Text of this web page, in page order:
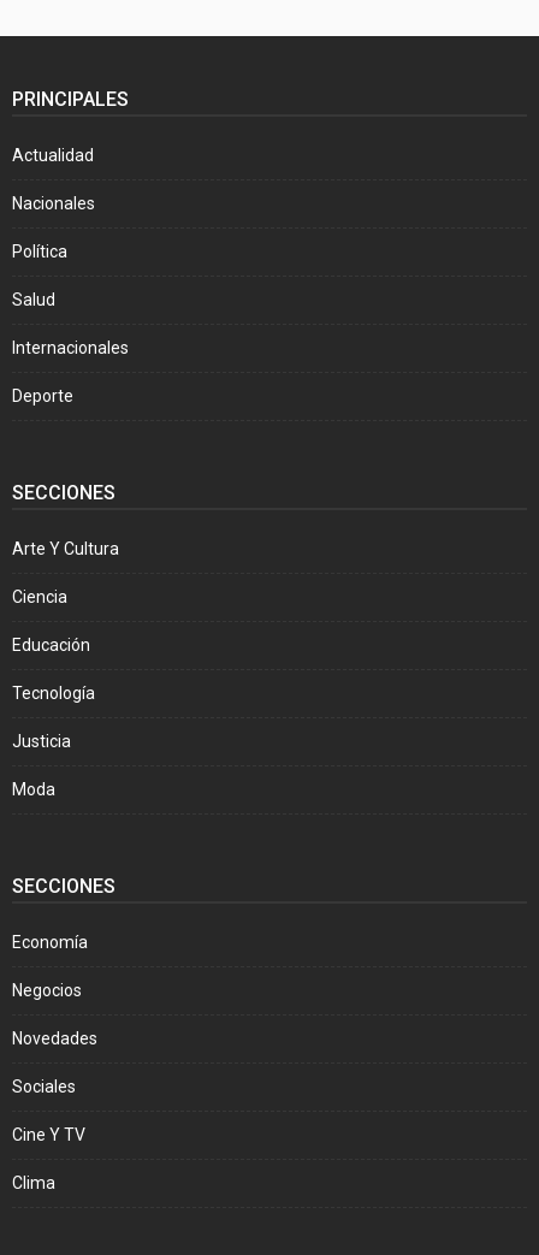
PRINCIPALES
Actualidad
Nacionales
Política
Salud
Internacionales
Deporte
SECCIONES
Arte Y Cultura
Ciencia
Educación
Tecnología
Justicia
Moda
SECCIONES
Economía
Negocios
Novedades
Sociales
Cine Y TV
Clima